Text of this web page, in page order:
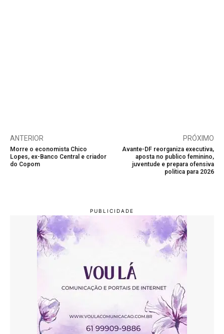
ANTERIOR
Morre o economista Chico
Lopes, ex-Banco Central e criador
do Copom
PRÓXIMO
Avante-DF reorganiza executiva,
aposta no publico feminino,
juventude e prepara ofensiva
política para 2026